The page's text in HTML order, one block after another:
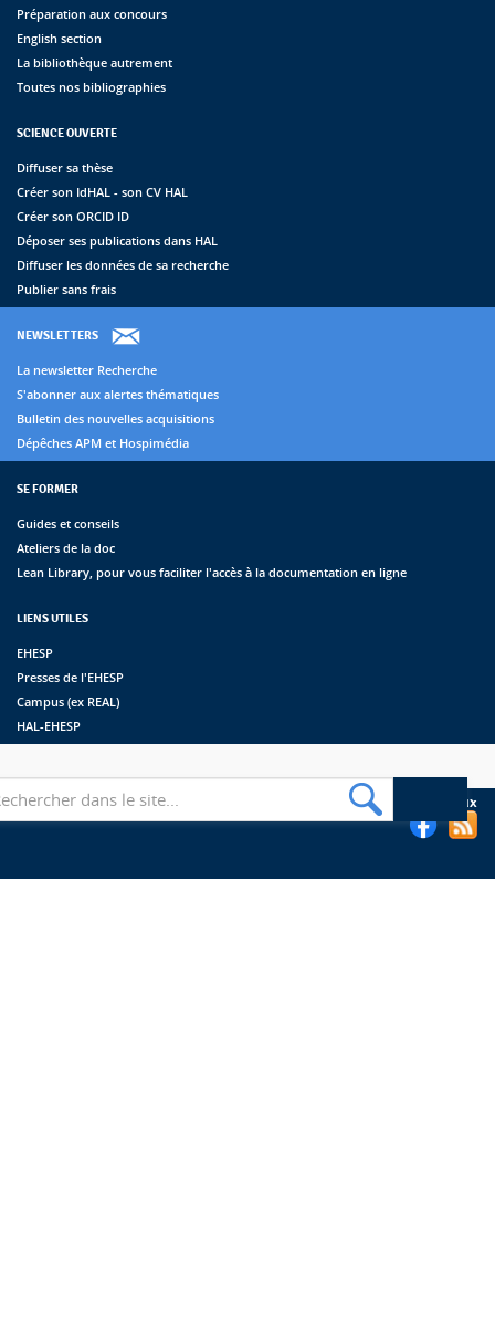
Préparation aux concours
English section
La bibliothèque autrement
Toutes nos bibliographies
SCIENCE OUVERTE
Diffuser sa thèse
Créer son IdHAL - son CV HAL
Créer son ORCID ID
Déposer ses publications dans HAL
Diffuser les données de sa recherche
Publier sans frais
NEWSLETTERS
La newsletter Recherche
S'abonner aux alertes thématiques
Bulletin des nouvelles acquisitions
Dépêches APM et Hospimédia
SE FORMER
Guides et conseils
Ateliers de la doc
Lean Library, pour vous faciliter l'accès à la documentation en ligne
LIENS UTILES
EHESP
Presses de l'EHESP
Campus (ex REAL)
HAL-EHESP
Suivez les bibliothèques de l'EHESP sur les réseaux sociaux